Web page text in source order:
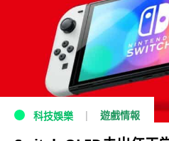
科技娛樂 遊戲情報